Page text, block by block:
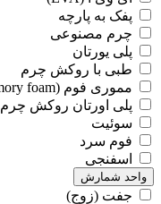
پفک به پارچه
چرم مصنوعی
پلی یورتان
طبی با روکش چرم
مموری فوم (memory foam)
پلی اورتان روکش چرم
سوئیت
فوم سرد
اسفنجی
واحد شمارش
جفت (زوج)